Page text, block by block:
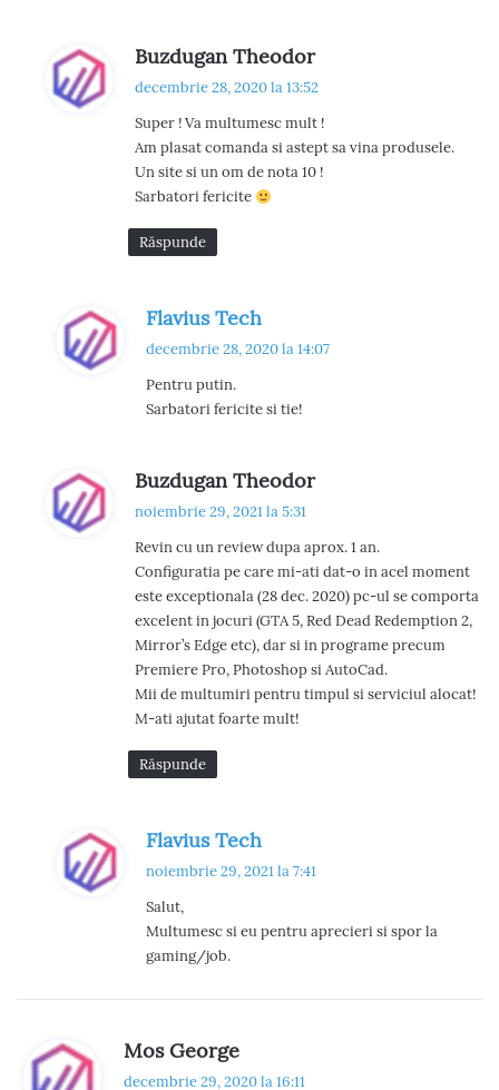
Buzdugan Theodors
p
n
e
decembrie 28, 2020 la 13:52
Super ! Va multumesc mult !
Am plasat comanda si astept sa vina produsele.
Un site si un om de nota 10 !
Sarbatori fericite
Răspunde
Flavius Tech
p
e
decembrie 28, 2020 la 14:07
Pentru putin.
Sarbatori fericite si tie!
Buzdugan Theodors
n
e
:
noiembrie 29, 2021 la 5:31
Revin cu un review dupa aprox. 1 an.
Configuratia pe care mi-ati dat-o in acel moment
este exceptionala (28 dec. 2020) pc-ul se comporta
excelent in jocuri (GTA 5, Red Dead Redemption 2,
Mirror’s Edge etc), dar si in programe precum
Premiere Pro, Photoshop si AutoCad.
Mii de multumiri pentru timpul si serviciul alocat!
M-ati ajutat foarte mult!
Răspunde
Flavius Tech
p
e
noiembrie 29, 2021 la 7:41
Salut,
Multumesc si eu pentru aprecieri si spor la
gaming/job.
Mos George
p
decembrie 29, 2020 la 16:11